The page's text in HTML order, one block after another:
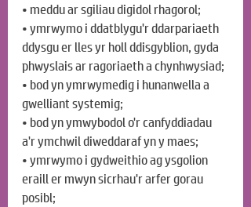
• meddu ar sgiliau digidol rhagorol;
• ymrwymo i ddatblygu'r ddarpariaeth
ddysgu er lles yr holl ddisgyblion, gyda
phwyslais ar ragoriaeth a chynhwysiad;
• bod yn ymrwymedig i hunanwella a
gwelliant systemig;
• bod yn ymwybodol o'r canfyddiadau
a'r ymchwil diweddaraf yn y maes;
• ymrwymo i gydweithio ag ysgolion
eraill er mwyn sicrhau'r arfer gorau
posibl;